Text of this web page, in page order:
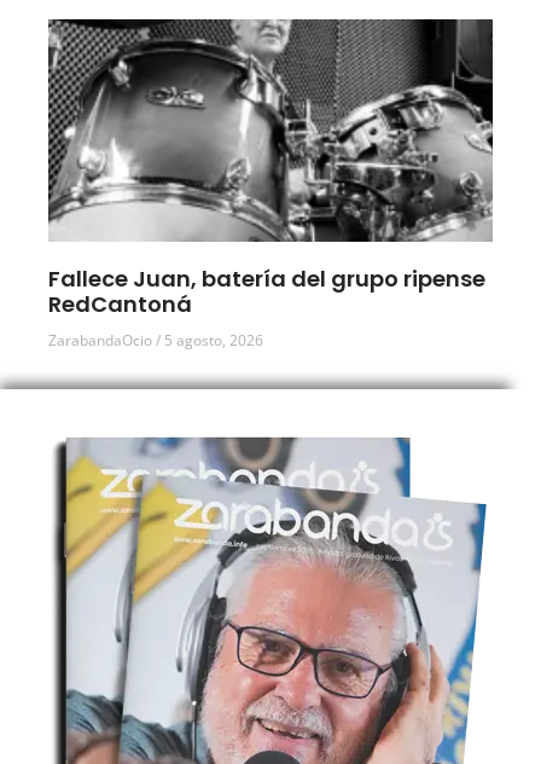
Fallece Juan, batería del grupo ripense
RedCantoná
ZarabandaOcio 5 agosto, 2026